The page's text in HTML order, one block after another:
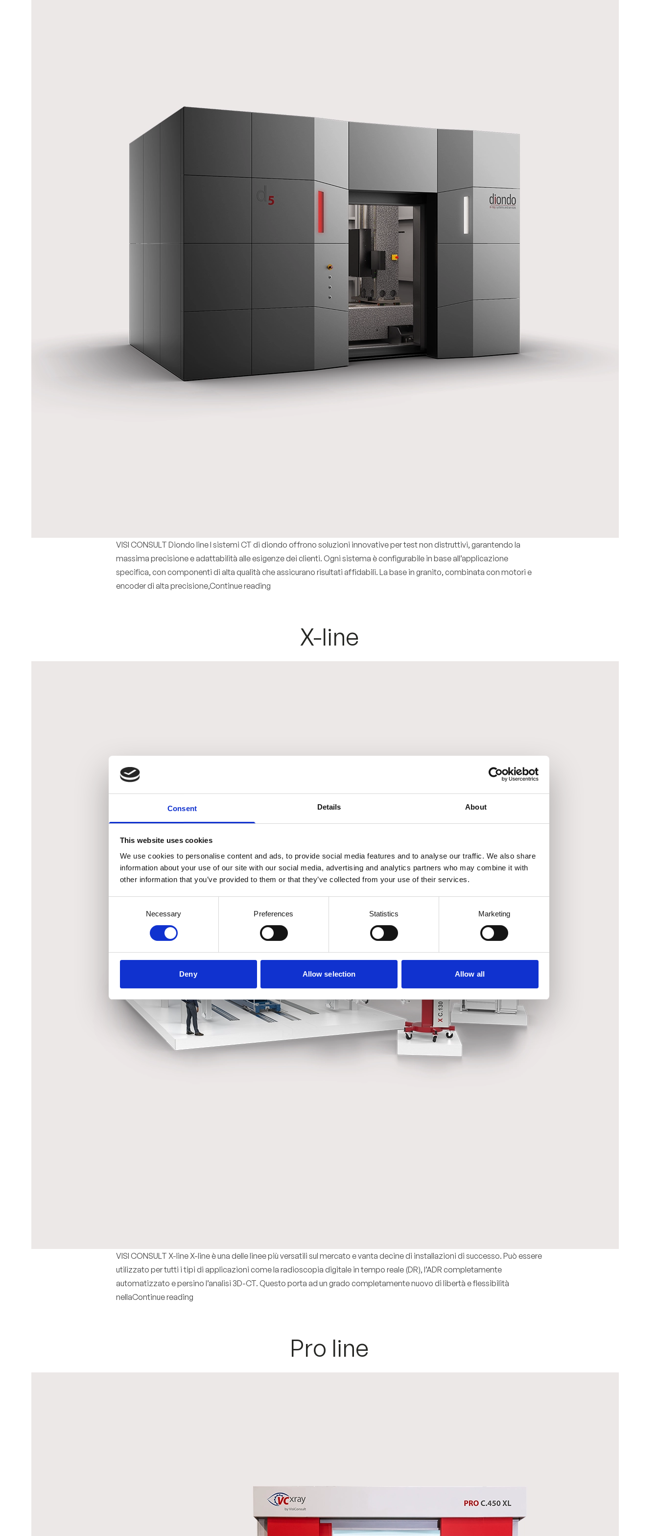
Consent Details About
This website uses cookies
We use cookies to personalise content and ads, to provide social media features and to analyse our traffic. We also share
information about your use of our site with our social media, advertising and analytics partners who may combine it with
other information that you’ve provided to them or that they’ve collected from your use of their services.
Necessary Preferences Statistics Marketing
Deny Allow selection Allow all
VISI CONSULT Diondo line I sistemi CT di diondo offrono soluzioni innovative per test non distruttivi, garantendo la
massima precisione e adattabilità alle esigenze dei clienti. Ogni sistema è configurabile in base all’applicazione
specifica, con componenti di alta qualità che assicurano risultati affidabili. La base in granito, combinata con motori e
encoder di alta precisione,Continue reading
X-line
VISI CONSULT X-line X-line è una delle linee più versatili sul mercato e vanta decine di installazioni di successo. Può essere
utilizzato per tutti i tipi di applicazioni come la radioscopia digitale in tempo reale (DR), l’ADR completamente
automatizzato e persino l’analisi 3D-CT. Questo porta ad un grado completamente nuovo di libertà e flessibilità
nellaContinue reading
Pro line